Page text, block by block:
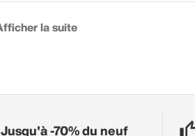
Jusqu'à -70% du neuf